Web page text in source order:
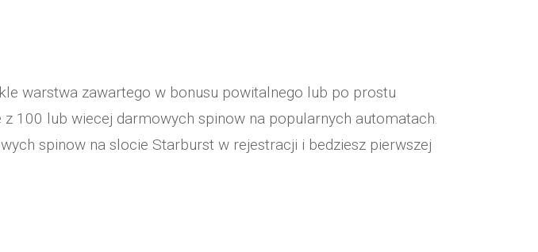
warstwa zawartego w bonusu powitalnego lub po prostu
100 lub wiecej darmowych spinow na popularnych automatach.
spinow na slocie Starburst w rejestracji i bedziesz pierwszej